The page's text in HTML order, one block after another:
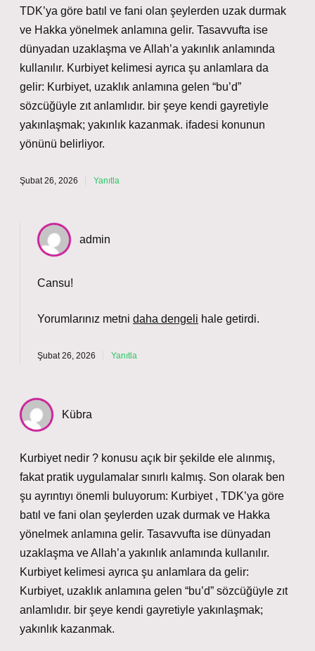
TDK’ya göre batıl ve fani olan şeylerden uzak durmak
ve Hakka yönelmek anlamına gelir. Tasavvufta ise
dünyadan uzaklaşma ve Allah’a yakınlık anlamında
kullanılır. Kurbiyet kelimesi ayrıca şu anlamlara da
gelir: Kurbiyet, uzaklık anlamına gelen “bu’d”
sözcüğüyle zıt anlamlıdır. bir şeye kendi gayretiyle
yakınlaşmak; yakınlık kazanmak. ifadesi konunun
yönünü belirliyor.
Şubat 26, 2026 Yanıtla
admin
Cansu!
Yorumlarınız metni daha dengeli hale getirdi.
Şubat 26, 2026 Yanıtla
Kübra
Kurbiyet nedir ? konusu açık bir şekilde ele alınmış,
fakat pratik uygulamalar sınırlı kalmış. Son olarak ben
şu ayrıntıyı önemli buluyorum: Kurbiyet , TDK’ya göre
batıl ve fani olan şeylerden uzak durmak ve Hakka
yönelmek anlamına gelir. Tasavvufta ise dünyadan
uzaklaşma ve Allah’a yakınlık anlamında kullanılır.
Kurbiyet kelimesi ayrıca şu anlamlara da gelir:
Kurbiyet, uzaklık anlamına gelen “bu’d” sözcüğüyle zıt
anlamlıdır. bir şeye kendi gayretiyle yakınlaşmak;
yakınlık kazanmak.